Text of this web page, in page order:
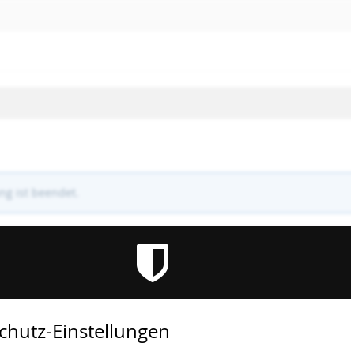
ist beendet.
Einstellungen